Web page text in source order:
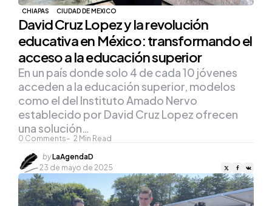
CHIAPAS CIUDAD DE MEXICO
David Cruz Lopez y la revolución
educativa en México: transformando el
acceso a la educación superior
0 Comments 2 Min Read
​​​​​​​En un país donde solo 4 de cada 10 jóvenes
acceden a la educación superior, modelos
como el del Instituto Amado Nervo
establecido por David Cruz Lopez ofrecen
una solución…
Posted
by
byLaAgendaD
23 de mayo de 2025